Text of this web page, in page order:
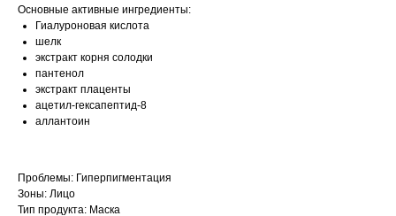
Основные активные ингредиенты:
Гиалуроновая кислота
шелк
экстракт корня солодки
пантенол
экстракт плаценты
ацетил-гексапептид-8
аллантоин
Проблемы: Гиперпигментация
Зоны: Лицо
Тип продукта: Маска